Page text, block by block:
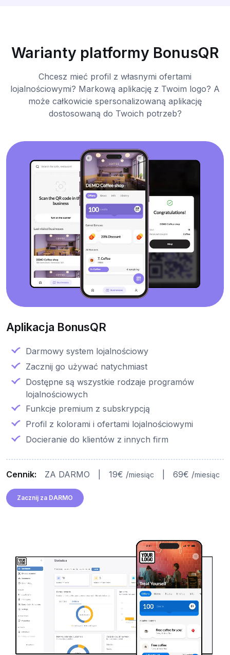
Warianty platformy BonusQR
Chcesz mieć profil z własnymi ofertami
lojalnościowymi? Markową aplikację z Twoim logo? A
może całkowicie spersonalizowaną aplikację
dostosowaną do Twoich potrzeb?
Aplikacja BonusQR
Darmowy system lojalnościowy
Zacznij go używać natychmiast
Dostępne są wszystkie rodzaje programów
lojalnościowych
Funkcje premium z subskrypcją
Profil z kolorami i ofertami lojalnościowymi
Docieranie do klientów z innych firm
Cennik: ZA DARMO 19€ /miesiąc 69€ /miesiąc
Zacznij za DARMO